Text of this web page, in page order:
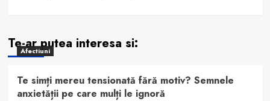
Te-ar putea interesa si:
Afectiuni
Te simți mereu tensionată fără motiv? Semnele
anxietății pe care mulți le ignoră